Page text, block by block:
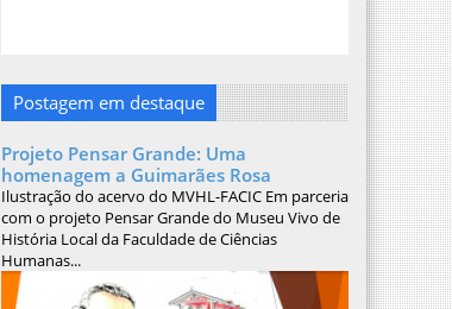
Postagem em destaque
Projeto Pensar Grande: Uma
homenagem a Guimarães Rosa
Ilustração do acervo do MVHL-FACIC Em parceria
com o projeto Pensar Grande do Museu Vivo de
História Local da Faculdade de Ciências
Humanas...